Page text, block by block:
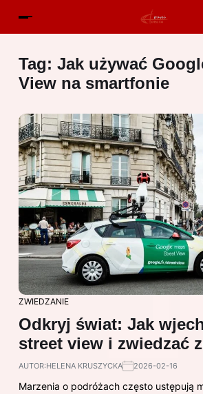
Tag: Jak używać
View na smartfonie
ZWIEDZANIE
Odkryj świat: Jak
street view i zwiedzać
AUTOR:HELENA KRUSZYCKA 2026-02-16
Marzenia o podróżach często ustępują